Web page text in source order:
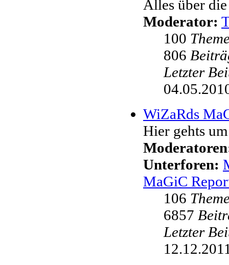
Alles über
Moderator:
100
806
Letzter
WiZaRds
Hier gehts
Unterforen:
MaGiC
106
6857
Letzter